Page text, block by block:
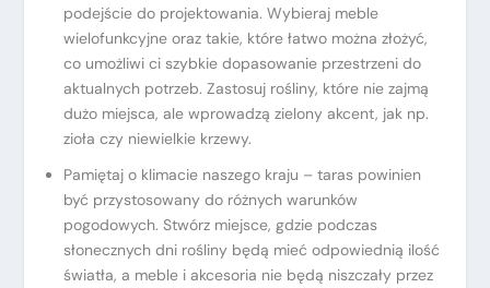
podejście do projektowania. Wybieraj meble
wielofunkcyjne oraz takie, które łatwo można złożyć,
co umożliwi ci szybkie dopasowanie przestrzeni do
aktualnych potrzeb. Zastosuj rośliny, które nie zajmą
dużo miejsca, ale wprowadzą zielony akcent, jak np.
zioła czy niewielkie krzewy.
Pamiętaj o klimacie naszego kraju – taras powinien
być przystosowany do różnych warunków
pogodowych. Stwórz miejsce, gdzie podczas
słonecznych dni rośliny będą mieć odpowiednią ilość
światła, a meble i akcesoria nie będą niszczały przez